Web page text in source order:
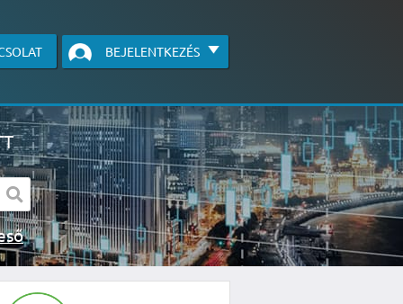
BEJELENTKEZÉS
fel velünk a kapcsolatot az alábbi